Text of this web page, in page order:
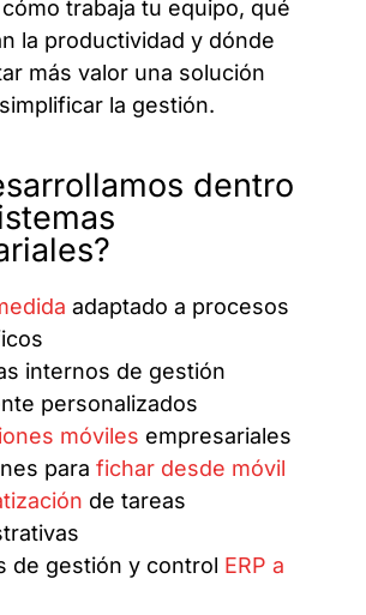
trabaja tu equipo, qué
la productividad y dónde
más valor una solución
la gestión.
dentro
adaptado a procesos
internos de gestión
personalizados
móviles empresariales
para fichar desde móvil
de tareas
de gestión y control ERP a